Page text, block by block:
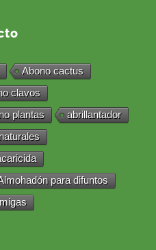
Abono cactus
clavos
plantas
abrillantador
para difuntos